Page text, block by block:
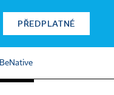
PŘEDPLATNÉ
BeNative